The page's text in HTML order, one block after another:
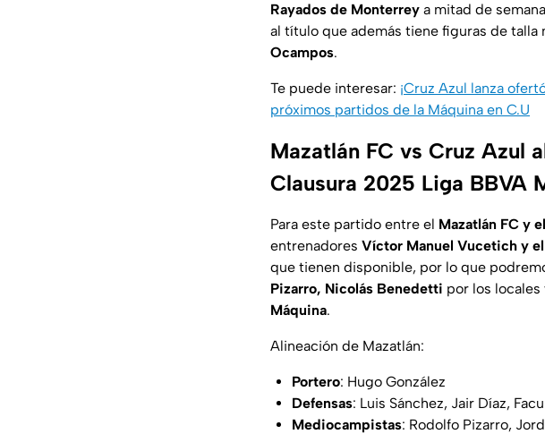
Rayados de Monterrey a mitad de
al título que además tiene figuras de talla
Ocampos.
Te puede interesar: ¡Cruz Azul lanza
próximos partidos de la Máquina en C.U
Mazatlán FC vs Cruz Azul
Clausura 2025 Liga BBVA
Para este partido entre el Mazatlán FC y
entrenadores Víctor Manuel Vucetich y
que tienen disponible, por lo que
Pizarro, Nicolás Benedetti por los locales
Máquina.
Alineación de Mazatlán:
Portero: Hugo González
Defensas: Luis Sánchez, Jair Díaz,
Mediocampistas: Rodolfo Pizarro,